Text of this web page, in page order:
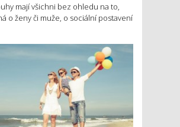
mají všichni bez ohledu na to,
o ženy či muže, o sociální postavení